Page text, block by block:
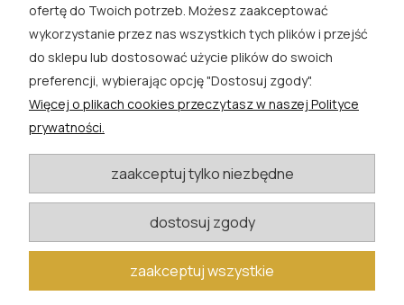
SKLEP
EXTRA
KATEGORIE BLOGU
W razie pytań i wątpliwości prosimy o kontakt
biuro@rosacwik.pl
ofertę do Twoich potrzeb. Możesz zaakceptować
wykorzystanie przez nas wszystkich tych plików i przejść
do sklepu lub dostosować użycie plików do swoich
preferencji, wybierając opcję "Dostosuj zgody".
Więcej o plikach cookies przeczytasz w naszej Polityce
prywatności.
zaakceptuj tylko niezbędne
dostosuj zgody
zaakceptuj wszystkie